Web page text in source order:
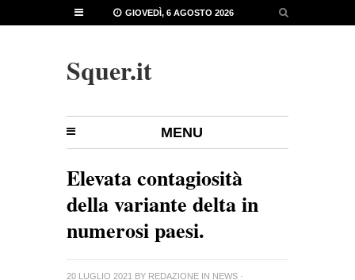
GIOVEDÌ, 6 AGOSTO 2026
Squer.it
MENU
Elevata contagiosità
della variante delta in
numerosi paesi.
20 LUGLIO 2021 BY REDAZIONE IN NEWS ·